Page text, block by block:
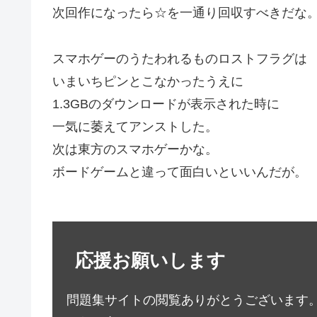
次回作になったら☆を一通り回収すべきだな
スマホゲーのうたわれるものロストフラグは
いまいちピンとこなかったうえに
1.3GBのダウンロードが表示された時に
一気に萎えてアンストした。
次は東方のスマホゲーかな。
ボードゲームと違って面白いといいんだが。
応援お願いします
問題集サイトの閲覧ありがとうございます